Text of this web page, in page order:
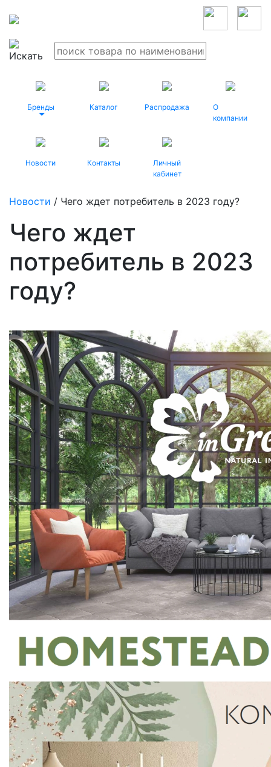
Бренды Каталог Распродажа
О
компании
Новости Контакты
Личный
кабинет
Новости / Чего ждет потребитель в 2023 году?
Чего ждет
потребитель в 2023
году?